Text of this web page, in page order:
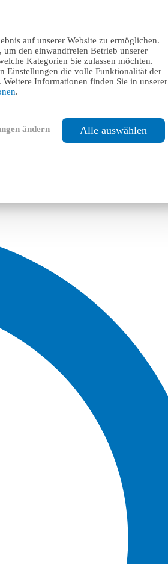
auf unserer Website zu ermöglichen.
um den einwandfreien Betrieb unserer
Kategorien Sie zulassen möchten.
Einstellungen die volle Funktionalität der
Informationen finden Sie in unserer
.
ändern Alle auswählen